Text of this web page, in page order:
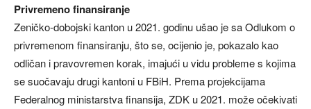
Privremeno finansiranje
Zeničko-dobojski kanton u 2021. godinu ušao je sa Odlukom o
privremenom finansiranju, što se, ocijenio je, pokazalo kao
odličan i pravovremen korak, imajući u vidu probleme s kojima
se suočavaju drugi kantoni u FBiH. Prema projekcijama
Federalnog ministarstva finansija, ZDK u 2021. može očekivati